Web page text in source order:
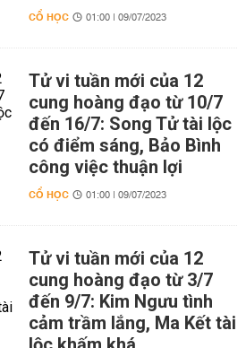
CỔ HỌC 01:00 | 09/07/2023
Tử vi tuần mới của 12
cung hoàng đạo từ 10/7
đến 16/7: Song Tử tài lộc
có điểm sáng, Bảo Bình
công việc thuận lợi
CỔ HỌC 01:00 | 09/07/2023
Tử vi tuần mới của 12
cung hoàng đạo từ 3/7
đến 9/7: Kim Ngưu tình
cảm trầm lắng, Ma Kết tài